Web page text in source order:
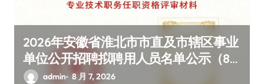
2026年安徽省淮北市市直及市辖区事业
单位公开招聘拟聘用人员名单公示（80
人，含完整姓名单位详情）
admin 8 月 7, 2026